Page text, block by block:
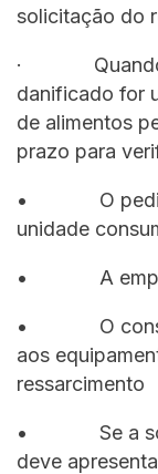
solicitação do
· Quando o
danificado for
de alimentos
prazo para
• O pedido
unidade
• A
• O
aos
ressarcimento
• Se a
deve